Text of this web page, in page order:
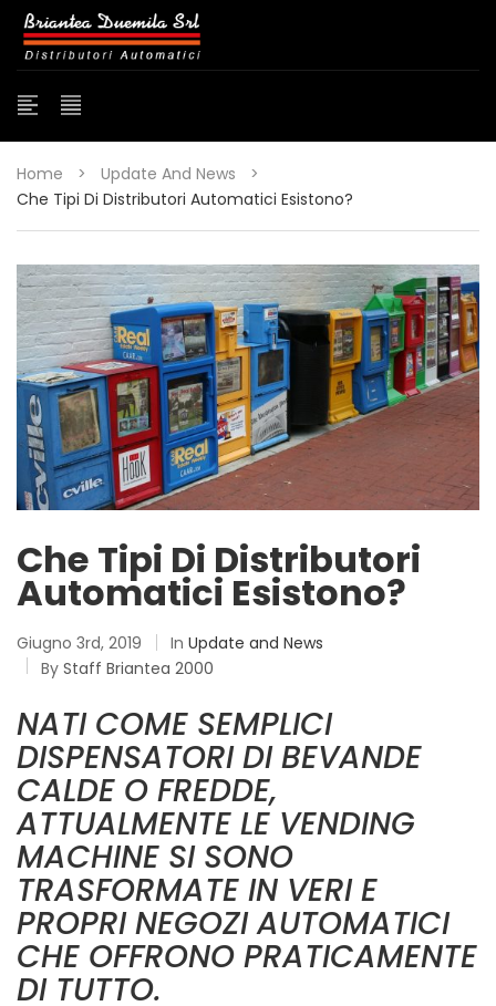
Home > Update And News
>
Che Tipi Di Distributori Automatici Esistono?
Che Tipi Di Distributori
Automatici Esistono?
Giugno 3rd, 2019 In Update and News
By Staff Briantea 2000
NATI COME SEMPLICI
DISPENSATORI DI BEVANDE
CALDE O FREDDE,
ATTUALMENTE LE VENDING
MACHINE SI SONO
TRASFORMATE IN VERI E
PROPRI NEGOZI AUTOMATICI
CHE OFFRONO PRATICAMENTE
DI TUTTO.